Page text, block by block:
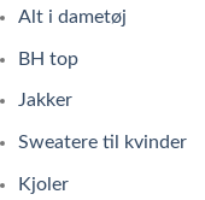
Alt i dametøj
BH top
Jakker
Sweatere til kvinder
Kjoler